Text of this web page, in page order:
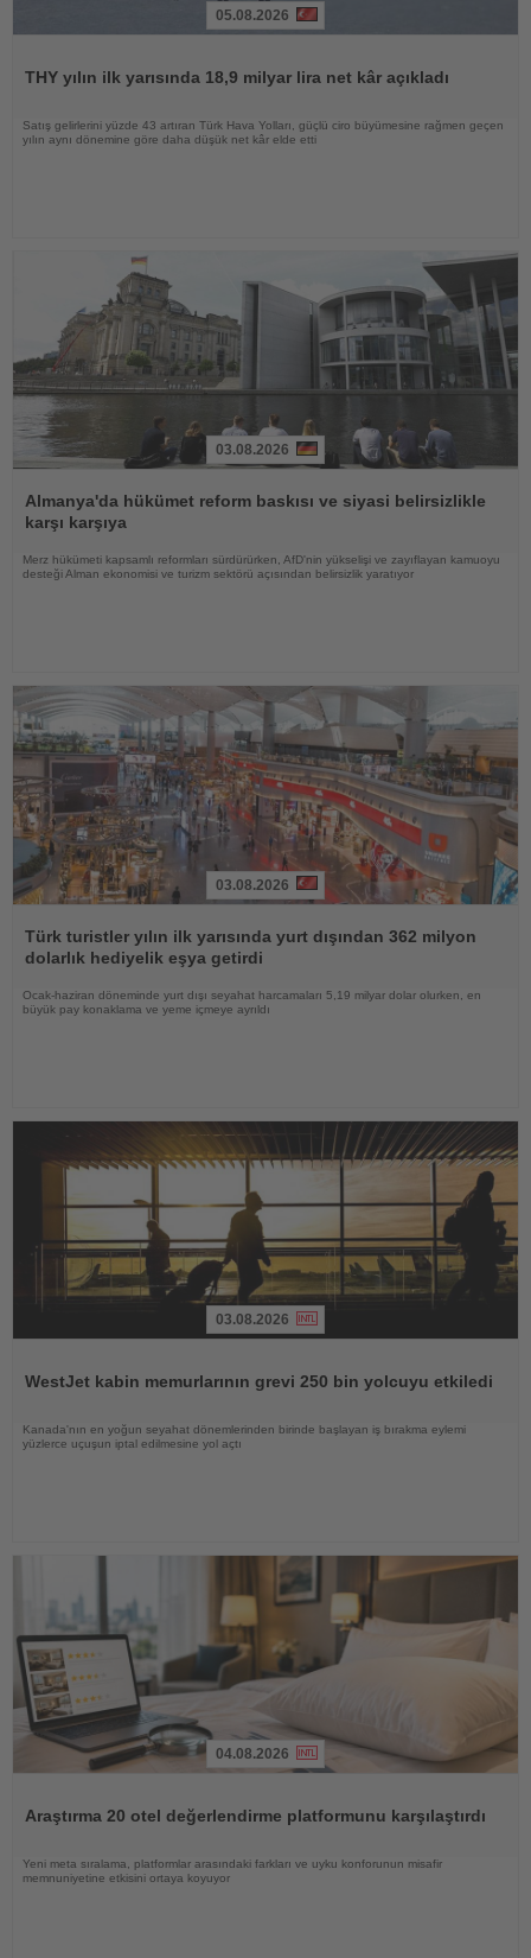
05.08.2026
THY yılın ilk yarısında 18,9 milyar lira net kâr açıkladı
Satış gelirlerini yüzde 43 artıran Türk Hava Yolları, güçlü ciro büyümesine rağmen geçen
yılın aynı dönemine göre daha düşük net kâr elde etti
Oku
03.08.2026
Almanya'da hükümet reform baskısı ve siyasi belirsizlikle
karşı karşıya
Merz hükümeti kapsamlı reformları sürdürürken, AfD'nin yükselişi ve zayıflayan kamuoyu
desteği Alman ekonomisi ve turizm sektörü açısından belirsizlik yaratıyor
Oku
03.08.2026
Türk turistler yılın ilk yarısında yurt dışından 362 milyon
dolarlık hediyelik eşya getirdi
Ocak-haziran döneminde yurt dışı seyahat harcamaları 5,19 milyar dolar olurken, en
büyük pay konaklama ve yeme içmeye ayrıldı
03.08.2026
WestJet kabin memurlarının grevi 250 bin yolcuyu etkiledi
Kanada'nın en yoğun seyahat dönemlerinden birinde başlayan iş bırakma eylemi
yüzlerce uçuşun iptal edilmesine yol açtı
04.08.2026
Araştırma 20 otel değerlendirme platformunu karşılaştırdı
Yeni meta sıralama, platformlar arasındaki farkları ve uyku konforunun misafir
memnuniyetine etkisini ortaya koyuyor